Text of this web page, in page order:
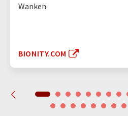
Wanken
BIONITY.COM